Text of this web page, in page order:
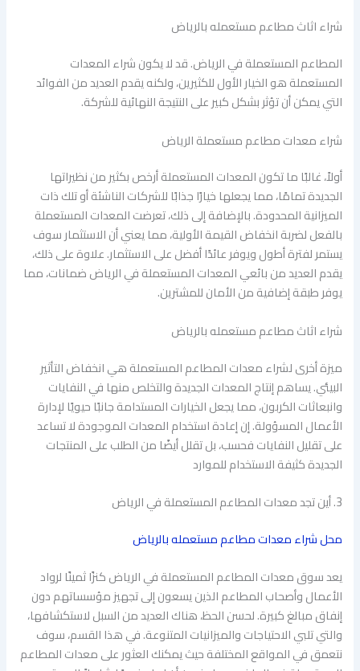
شراء اثاث مطاعم مستعمله بالرياض
المطاعم المستعملة في الرياض. قد لا يكون شراء المعدات
المستعملة هو الخيار الأول للكثيرين، ولكنه يقدم العديد من الفوائد
التي يمكن أن تؤثر بشكل كبير على النتيجة النهائية للشركة.
شراء معدات مطاعم مستعملة الرياض
أولاً، غالبًا ما تكون المعدات المستعملة أرخص بكثير من نظيراتها
الجديدة تمامًا، مما يجعلها خيارًا جذابًا للشركات الناشئة أو تلك ذات
الميزانية المحدودة. بالإضافة إلى ذلك، تعرضت المعدات المستعملة
بالفعل لضربة انخفاض القيمة الأولية، مما يعني أن الاستثمار سوف
يستمر لفترة أطول ويوفر عائدًا أفضل على الاستثمار. علاوة على ذلك،
يقدم العديد من بائعي المعدات المستعملة في الرياض ضمانات، مما
يوفر طبقة إضافية من الأمان للمشترين.
شراء اثاث مطاعم مستعمله بالرياض
ميزة أخرى لشراء معدات المطاعم المستعملة هي انخفاض التأثير
البيئي. يساهم إنتاج المعدات الجديدة والتخلص منها في النفايات
وانبعاثات الكربون، مما يجعل الخيارات المستدامة جانبًا حيويًا لإدارة
الأعمال المسؤولة. إن إعادة استخدام المعدات الموجودة لا تساعد
على تقليل النفايات فحسب، بل تقلل أيضًا من الطلب على المنتجات
الجديدة كثيفة الاستخدام للموارد
3. أين تجد معدات المطاعم المستعملة في الرياض
محل شراء معدات مطاعم مستعمله بالرياض
يعد سوق معدات المطاعم المستعملة في الرياض كنزًا ثمينًا لرواد
الأعمال وأصحاب المطاعم الذين يسعون إلى تجهيز مؤسساتهم دون
إنفاق مبالغ كبيرة. لحسن الحظ، هناك العديد من السبل لاستكشافها،
والتي تلبي الاحتياجات والميزانيات المتنوعة. في هذا القسم، سوف
نتعمق في المواقع المختلفة حيث يمكنك العثور على معدات المطاعم